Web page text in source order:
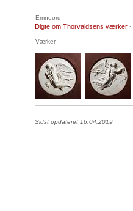
Emneord
Digte om Thorvaldsens værker ·
Værker
Sidst opdateret 16.04.2019